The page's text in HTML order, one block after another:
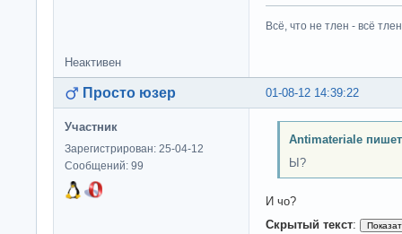
Всё, что не тлен - всё
Неактивен
01-08-12 14:39:22
Просто юзер
Участник
Зарегистрирован: 25-04-12
Сообщений: 99
Antimateriale
Ы?
И чо?
Скрытый текст: